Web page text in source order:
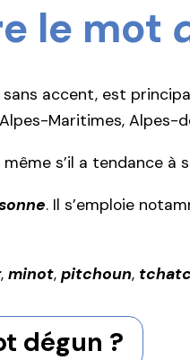
le mot
sans accent, est
Maritimes,
s’il a tendance
. Il s’emploie
, minot, pitchoun,
dégun ?